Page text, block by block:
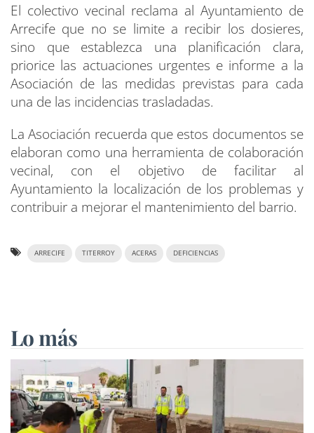
El colectivo vecinal reclama al Ayuntamiento de
Arrecife que no se limite a recibir los dosieres,
sino que establezca una planificación clara,
priorice las actuaciones urgentes e informe a la
Asociación de las medidas previstas para cada
una de las incidencias trasladadas.
La Asociación recuerda que estos documentos se
elaboran como una herramienta de colaboración
vecinal, con el objetivo de facilitar al
Ayuntamiento la localización de los problemas y
contribuir a mejorar el mantenimiento del barrio.
ARRECIFE TITERROY ACERAS DEFICIENCIAS
Lo más